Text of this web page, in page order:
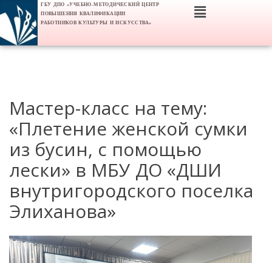
ГБУ ДПО «УЧЕБНО-МЕТОДИЧЕСКИЙ ЦЕНТР
ПОВЫШЕНИЯ КВАЛИФИКАЦИИ
РАБОТНИКОВ КУЛЬТУРЫ И ИСКУССТВА»
Мастер-класс на тему:
«Плетение женской сумки
из бусин, с помощью
лески» в МБУ ДО «ДШИ
внутригородского поселка
Элиханова»